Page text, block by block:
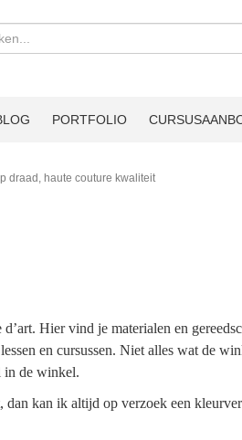
PORTFOLIO
draad, haute couture kwaliteit
Hier vind je materialen en
en cursussen. Niet alles wat de
in de winkel.
kan ik altijd op verzoek een